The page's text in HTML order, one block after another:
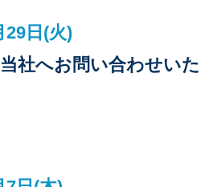
29日(火)
社へお問い合わせいた